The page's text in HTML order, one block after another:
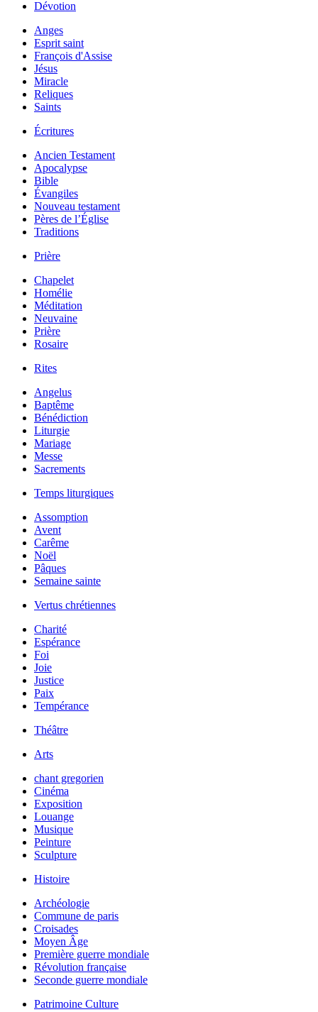
Dévotion
Anges
Esprit saint
François d'Assise
Jésus
Miracle
Reliques
Saints
Écritures
Ancien Testament
Apocalypse
Bible
Évangiles
Nouveau testament
Pères de l’Église
Traditions
Prière
Chapelet
Homélie
Méditation
Neuvaine
Prière
Rosaire
Rites
Angelus
Baptême
Bénédiction
Liturgie
Mariage
Messe
Sacrements
Temps liturgiques
Assomption
Avent
Carême
Noël
Pâques
Semaine sainte
Vertus chrétiennes
Charité
Espérance
Foi
Joie
Justice
Paix
Tempérance
Théâtre
Arts
chant gregorien
Cinéma
Exposition
Louange
Musique
Peinture
Sculpture
Histoire
Archéologie
Commune de paris
Croisades
Moyen Âge
Première guerre mondiale
Révolution française
Seconde guerre mondiale
Patrimoine Culture